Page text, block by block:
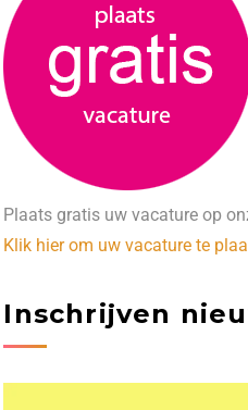
Plaats gratis uw vacature op
Klik hier om uw vacature te
Inschrijven